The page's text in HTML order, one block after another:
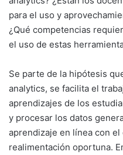
para el uso y
¿Qué competencias
el uso de estas
Se parte de la hipótesis
analytics, se facilita el
aprendizajes de los
y procesar los datos
aprendizaje en línea con
realimentación oportuna.